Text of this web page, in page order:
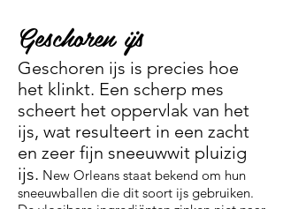
Geschoren ijs
Geschoren ijs is precies hoe
het klinkt. Een scherp mes
scheert het oppervlak van het
ijs, wat resulteert in een zacht
en zeer fijn sneeuwwit pluizig
ijs. New Orleans staat bekend om hun
sneeuwballen die dit soort ijs gebruiken.